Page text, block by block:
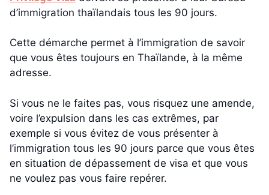
d’immigration thaïlandais tous les 90 jours.
Cette démarche permet à l’immigration de savoir
que vous êtes toujours en Thaïlande, à la même
adresse.
Si vous ne le faites pas, vous risquez une amende,
voire l’expulsion dans les cas extrêmes, par
exemple si vous évitez de vous présenter à
l’immigration tous les 90 jours parce que vous êtes
en situation de dépassement de visa et que vous
ne voulez pas vous faire repérer.